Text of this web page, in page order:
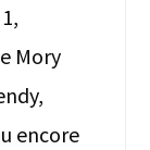
Mory
encore